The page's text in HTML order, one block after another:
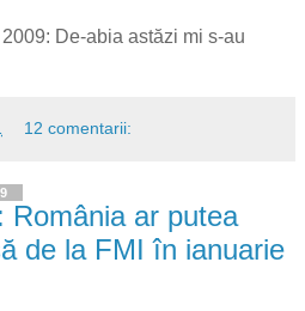
De-abia astăzi mi s-au
12 comentarii:
România ar putea
de la FMI în ianuarie